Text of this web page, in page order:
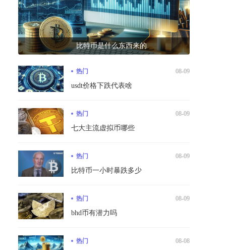
比特币是什么东西来的
热门 08-09
usdt价格下跌代表啥
热门 08-09
七大主流虚拟币哪些
热门 08-09
比特币一小时暴跌多少
热门 08-09
bhd币有潜力吗
热门 08-08